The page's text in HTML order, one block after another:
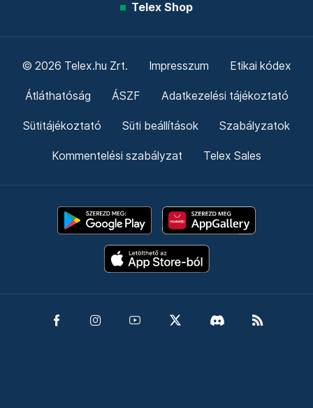
Telex Shop
© 2026 Telex.hu Zrt. Impresszum Etikai kódex
Átláthatóság ÁSZF Adatkezelési tájékoztató
Sütitájékoztató Süti beállítások Szabályzatok
Kommentelési szabályzat Telex Sales